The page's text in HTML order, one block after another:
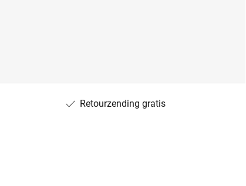
Retourzending gratis